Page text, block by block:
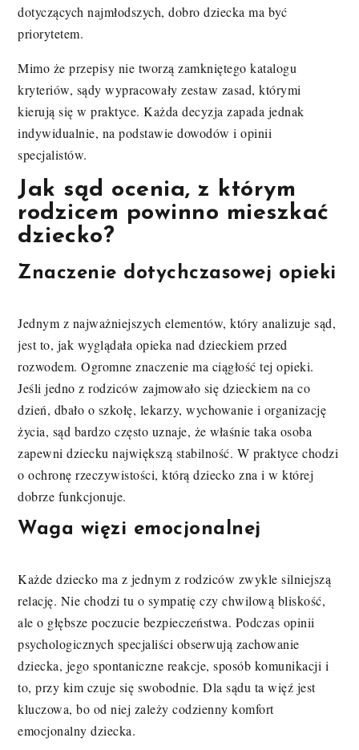
dotyczących najmłodszych, dobro dziecka ma być
priorytetem.
Mimo że przepisy nie tworzą zamkniętego katalogu
kryteriów, sądy wypracowały zestaw zasad, którymi
kierują się w praktyce. Każda decyzja zapada jednak
indywidualnie, na podstawie dowodów i opinii
specjalistów.
Jak sąd ocenia, z którym
rodzicem powinno mieszkać
dziecko?
Znaczenie dotychczasowej opieki
Jednym z najważniejszych elementów, który analizuje sąd,
jest to, jak wyglądała opieka nad dzieckiem przed
rozwodem. Ogromne znaczenie ma ciągłość tej opieki.
Jeśli jedno z rodziców zajmowało się dzieckiem na co
dzień, dbało o szkołę, lekarzy, wychowanie i organizację
życia, sąd bardzo często uznaje, że właśnie taka osoba
zapewni dziecku największą stabilność. W praktyce chodzi
o ochronę rzeczywistości, którą dziecko zna i w której
dobrze funkcjonuje.
Waga więzi emocjonalnej
Każde dziecko ma z jednym z rodziców zwykle silniejszą
relację. Nie chodzi tu o sympatię czy chwilową bliskość,
ale o głębsze poczucie bezpieczeństwa. Podczas opinii
psychologicznych specjaliści obserwują zachowanie
dziecka, jego spontaniczne reakcje, sposób komunikacji i
to, przy kim czuje się swobodnie. Dla sądu ta więź jest
kluczowa, bo od niej zależy codzienny komfort
emocjonalny dziecka.